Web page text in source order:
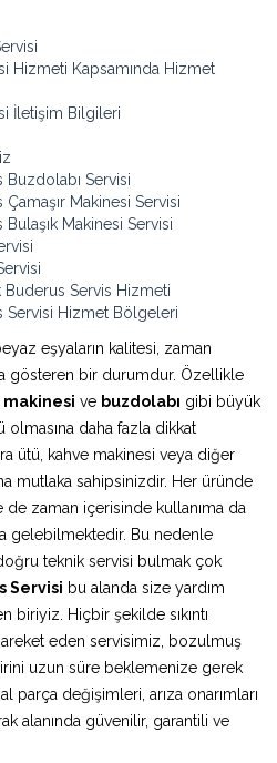
Hizmeti Kapsamında Hizmet
İletişim Bilgileri
Buzdolabı Servisi
Makinesi Servisi
Makinesi Servisi
Buderus Servis Hizmeti
Servisi Hizmet Bölgeleri
eşyaların kalitesi, zaman
gösteren bir durumdur. Özellikle
makinesi ve buzdolabı gibi büyük
olmasına daha fazla dikkat
ütü, kahve makinesi veya diğer
mutlaka sahipsinizdir. Her üründe
zaman içerisinde kullanıma da
gelebilmektedir. Bu nedenle
teknik servisi bulmak çok
Servisi bu alanda size yardım
biriyiz. Hiçbir şekilde sıkıntı
eden servisimiz, bozulmuş
uzun süre beklemenize gerek
parça değişimleri, arıza onarımları
alanında güvenilir, garantili ve